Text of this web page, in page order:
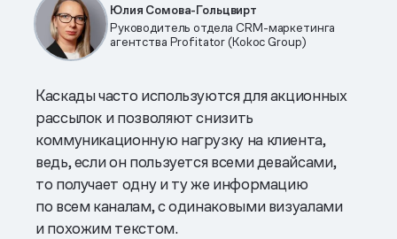
Юлия Сомова-Гольцвирт
Руководитель отдела CRM-маркетинга
агентства Profitator (Kokoc Group)
Каскады часто используются для акционных
рассылок и позволяют снизить
коммуникационную нагрузку на клиента,
ведь, если он пользуется всеми девайсами,
то получает одну и ту же информацию
по всем каналам, с одинаковыми визуалами
и похожим текстом.